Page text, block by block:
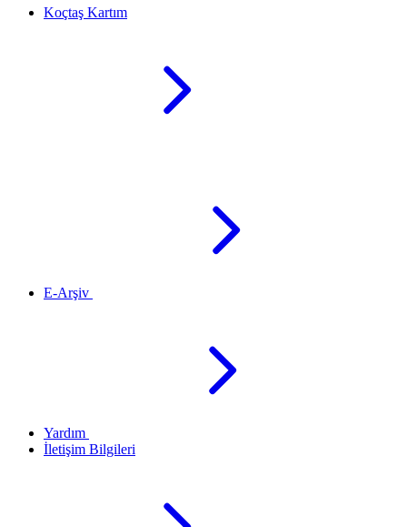
Koçtaş Kartım
E-Arşiv
Yardım
İletişim Bilgileri